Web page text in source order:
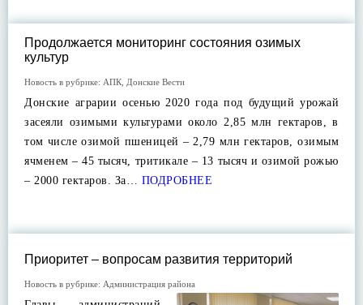
Продолжается мониторинг состояния озимых
культур
Новость в рубрике: АПК Донские Вести
Донские аграрии осенью 2020 года под будущий урожай
засеяли озимыми культурами около 2,85 млн гектаров, в
том числе озимой пшеницей – 2,79 млн гектаров, озимым
ячменем – 45 тысяч, тритикале – 13 тысяч и озимой рожью
– 2000 гектаров. За… ПОДРОБНЕЕ
Приоритет – вопросам развития территорий
Новость в рубрике: Администрация района